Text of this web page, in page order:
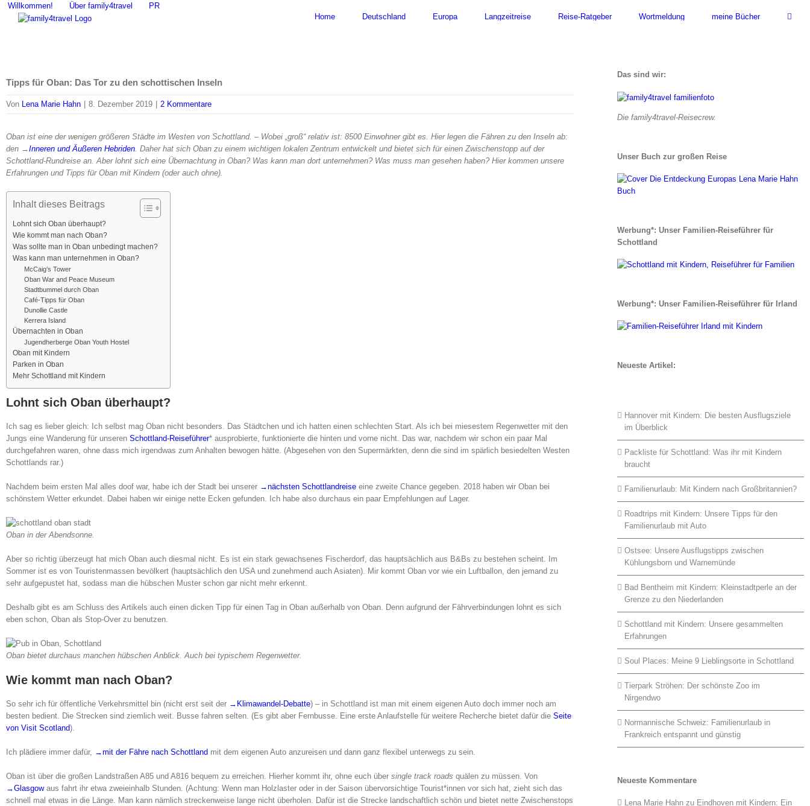
ZumWillkommen! Über family4travel PR
Home
Deutschland Europa Langzeitreise Reise-Ratgeber Wortmeldung meine Bücher
Tipps für Oban: Das Tor zu den schottischen Inseln
Von Lena Marie Hahn 8. Dezember 2019 2 Kommentare
Oban ist eine der wenigen größeren Städte im Westen von Schottland. – Wobei „groß“ relativ ist: 8500 Einwohner gibt es. Hier legen die Fähren zu den Inseln ab:
den →Inneren und Äußeren Hebriden. Daher hat sich Oban zu einem wichtigen lokalen Zentrum entwickelt und bietet sich für einen Zwischenstopp auf der
Schottland-Rundreise an. Aber lohnt sich eine Übernachtung in Oban? Was kann man dort unternehmen? Was muss man gesehen haben? Hier kommen unsere
Erfahrungen und Tipps für Oban mit Kindern (oder auch ohne).
Inhalt dieses Beitrags
Lohnt sich Oban überhaupt?
Wie kommt man nach Oban?
Was sollte man in Oban unbedingt machen?
Was kann man unternehmen in Oban?
McCaig’s Tower
Oban War and Peace Museum
Stadtbummel durch Oban
Café-Tipps für Oban
Dunollie Castle
Kerrera Island
Übernachten in Oban
Jugendherberge Oban Youth Hostel
Oban mit Kindern
Parken in Oban
Mehr Schottland mit Kindern
Lohnt sich Oban überhaupt?
Ich sag es lieber gleich: Ich selbst mag Oban nicht besonders. Das Städtchen und ich hatten einen schlechten Start. Als ich bei miesestem Regenwetter mit den
Jungs eine Wanderung für unseren Schottland-Reiseführer* ausprobierte, funktionierte die hinten und vorne nicht. Das war, nachdem wir schon ein paar Mal
durchgefahren waren, ohne dass mich irgendwas zum Anhalten bewogen hätte. (Abgesehen von den Supermärkten, denn die sind im spärlich besiedelten Westen
Schottlands rar.)
Nachdem beim ersten Mal alles doof war, habe ich der Stadt bei unserer →nächsten Schottlandreise eine zweite Chance gegeben. 2018 haben wir Oban bei
schönstem Wetter erkundet. Dabei haben wir einige nette Ecken gefunden. Ich habe also durchaus ein paar Empfehlungen auf Lager.
Oban in der Abendsonne.
Aber so richtig überzeugt hat mich Oban auch diesmal nicht. Es ist ein stark gewachsenes Fischerdorf, das hauptsächlich aus B&Bs zu bestehen scheint. Im
Sommer ist es von Touristenmassen bevölkert (hauptsächlich den USA und zunehmend auch Asiaten). Mir kommt Oban vor wie ein Luftballon, den jemand zu
sehr aufgepustet hat, sodass man die hübschen Muster schon gar nicht mehr erkennt.
Deshalb gibt es am Schluss des Artikels auch einen dicken Tipp für einen Tag in Oban außerhalb von Oban. Denn aufgrund der Fährverbindungen lohnt es sich
eben schon, Oban als Stop-Over zu benutzen.
Oban bietet durchaus manchen hübschen Anblick. Auch bei typischem Regenwetter.
Wie kommt man nach Oban?
So sehr ich für öffentliche Verkehrsmittel bin (nicht erst seit der →Klimawandel-Debatte) – in Schottland ist man mit einem eigenen Auto doch immer noch am
besten bedient. Die Strecken sind ziemlich weit. Busse fahren selten. (Es gibt aber Fernbusse. Eine erste Anlaufstelle für weitere Recherche bietet dafür die Seite
von Visit Scotland).
Ich plädiere immer dafür, →mit der Fähre nach Schottland mit dem eigenen Auto anzureisen und dann ganz flexibel unterwegs zu sein.
Oban ist über die großen Landstraßen A85 und A816 bequem zu erreichen. Hierher kommt ihr, ohne euch über single track roads quälen zu müssen. Von
→Glasgowaus fahrt ihr etwa zweieinhalb Stunden. (Achtung: Wenn man Holzlaster oder in der Saison übervorsichtige Tourist*innen vor sich hat, zieht sich das
schnell mal etwas in die Länge. Man kann nämlich streckenweise lange nicht überholen. Dafür ist die Strecke landschaftlich schön und bietet nette Zwischenstops
Das sind wir:
Die family4travel-Reisecrew.
Unser Buch zur großen Reise
Werbung*: Unser Familien-Reiseführer für
Schottland
Werbung*: Unser Familien-Reiseführer für Irland
Neueste Artikel:
Hannover mit Kindern: Die besten Ausflugsziele
im Überblick
Packliste für Schottland: Was ihr mit Kindern
braucht
Familienurlaub: Mit Kindern nach Großbritannien?
Roadtrips mit Kindern: Unsere Tipps für den
Familienurlaub mit Auto
Ostsee: Unsere Ausflugstipps zwischen
Kühlungsborn und Warnemünde
Bad Bentheim mit Kindern: Kleinstadtperle an der
Grenze zu den Niederlanden
Schottland mit Kindern: Unsere gesammelten
Erfahrungen
Soul Places: Meine 9 Lieblingsorte in Schottland
Tierpark Ströhen: Der schönste Zoo im
Nirgendwo
Normannische Schweiz: Familienurlaub in
Frankreich entspannt und günstig
Neueste Kommentare
Lena Marie Hahn zu Eindhoven mit Kindern: Ein